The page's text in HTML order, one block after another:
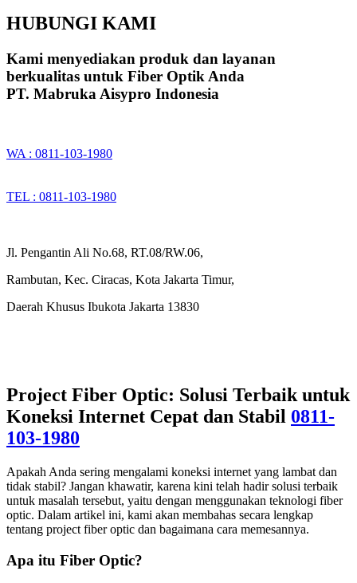
HUBUNGI KAMI
Kami menyediakan produk dan layanan
berkualitas untuk Fiber Optik Anda
PT. Mabruka Aisypro Indonesia
WA : 0811-103-1980
TEL : 0811-103-1980
Jl. Pengantin Ali No.68, RT.08/RW.06,
Rambutan, Kec. Ciracas, Kota Jakarta Timur,
Daerah Khusus Ibukota Jakarta 13830
Project Fiber Optic: Solusi Terbaik untuk
Koneksi Internet Cepat dan Stabil 0811-
103-1980
Apakah Anda sering mengalami koneksi internet yang lambat dan
tidak stabil? Jangan khawatir, karena kini telah hadir solusi terbaik
untuk masalah tersebut, yaitu dengan menggunakan teknologi fiber
optic. Dalam artikel ini, kami akan membahas secara lengkap
tentang project fiber optic dan bagaimana cara memesannya.
Apa itu Fiber Optic?